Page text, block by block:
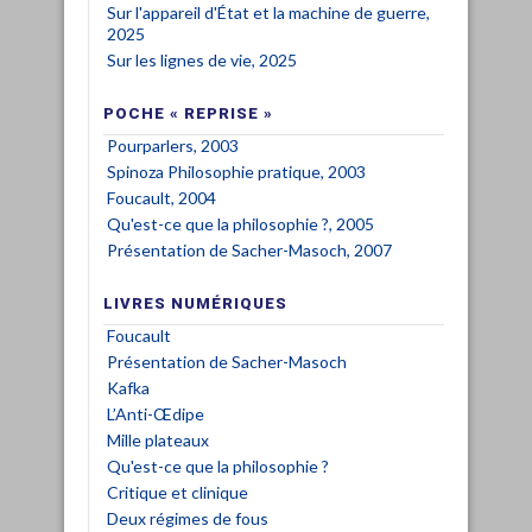
Sur l'appareil d'État et la machine de guerre,
2025
Sur les lignes de vie, 2025
POCHE « REPRISE »
Pourparlers, 2003
Spinoza Philosophie pratique, 2003
Foucault, 2004
Qu'est-ce que la philosophie ?, 2005
Présentation de Sacher-Masoch, 2007
LIVRES NUMÉRIQUES
Foucault
Présentation de Sacher-Masoch
Kafka
L’Anti-Œdipe
Mille plateaux
Qu'est-ce que la philosophie ?
Critique et clinique
Deux régimes de fous